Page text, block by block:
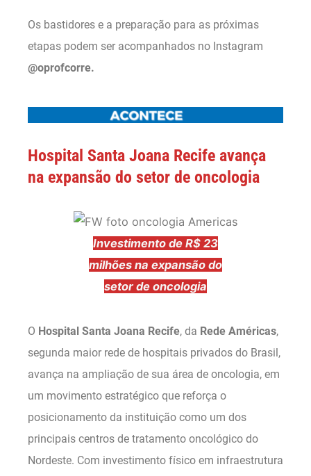
Os bastidores e a preparação para as próximas
etapas podem ser acompanhados no Instagram
@oprofcorre.
Hospital Santa Joana Recife avança
na expansão do setor de oncologia
Investimento de R$ 23
milhões na expansão do
setor de oncologia
O Hospital Santa Joana Recife, da Rede Américas,
segunda maior rede de hospitais privados do Brasil,
avança na ampliação de sua área de oncologia, em
um movimento estratégico que reforça o
posicionamento da instituição como um dos
principais centros de tratamento oncológico do
Nordeste. Com investimento físico em infraestrutura